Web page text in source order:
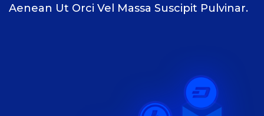
Aenean Ut Orci Vel Massa Suscipit Pulvinar.